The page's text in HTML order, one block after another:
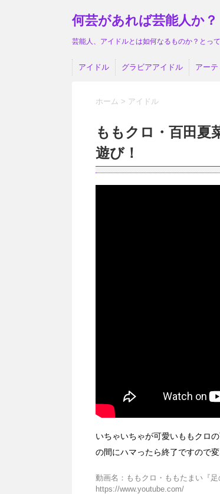
何芸があれば芸能人か？
芸能人、アイドルとは如何なるものか？とっ
アイドル グラビアアイドル アーテ
ホーム > アイドル
ももクロ・百田夏
遊び！
いちゃいちゃが可愛いももクロ
の間にハマったら終了ですので
動画名：ももクロ・ももたまい『
https://www.youtube.com/